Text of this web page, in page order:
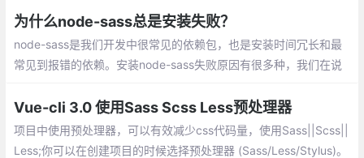
包
为什么node-sass总是安装失败？
node-sass是我们开发中很常见的依赖包，也是安装时间冗长和最
常见到报错的依赖。安装node-sass失败原因有很多种，我们在说
Vue-cli 3.0 使用Sass Scss Less预处理器
项目中使用预处理器，可以有效减少css代码量，使用Sass||Scss||
Less;你可以在创建项目的时候选择预处理器 (Sass/Less/Stylus)。